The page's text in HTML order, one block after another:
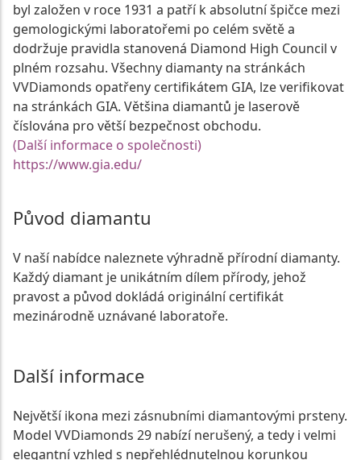
byl založen v roce 1931 a patří k absolutní špičce mezi
gemologickými laboratořemi po celém světě a
dodržuje pravidla stanovená Diamond High Council v
plném rozsahu. Všechny diamanty na stránkách
VVDiamonds opatřeny certifikátem GIA, lze verifikovat
na stránkách GIA. Většina diamantů je laserově
číslována pro větší bezpečnost obchodu.
(Další informace o společnosti)
https://www.gia.edu/
Původ diamantu
V naší nabídce naleznete výhradně přírodní diamanty.
Každý diamant je unikátním dílem přírody, jehož
pravost a původ dokládá originální certifikát
mezinárodně uznávané laboratoře.
Další informace
Největší ikona mezi zásnubními diamantovými prsteny.
Model VVDiamonds 29 nabízí nerušený, a tedy i velmi
elegantní vzhled s nepřehlédnutelnou korunkou